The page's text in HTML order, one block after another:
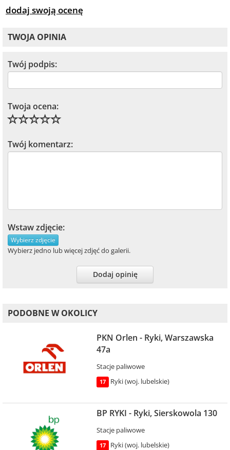
dodaj swoją ocenę
TWOJA OPINIA
Twój podpis:
Twoja ocena:
Twój komentarz:
Wstaw zdjęcie:
Wybierz zdjęcie
Wybierz jedno lub więcej zdjęć do galerii.
Dodaj opinię
PODOBNE W OKOLICY
PKN Orlen - Ryki, Warszawska
47a
Stacje paliwowe
17 Ryki (woj. lubelskie)
BP RYKI - Ryki, Sierskowola 130
Stacje paliwowe
17 Ryki (woj. lubelskie)